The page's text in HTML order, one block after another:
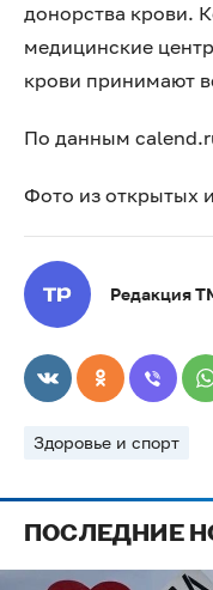
донорства крови.
медицинские
крови принимают
По данным
Фото из открытых
Редакция
Здоровье и спорт
ПОСЛЕДНИЕ